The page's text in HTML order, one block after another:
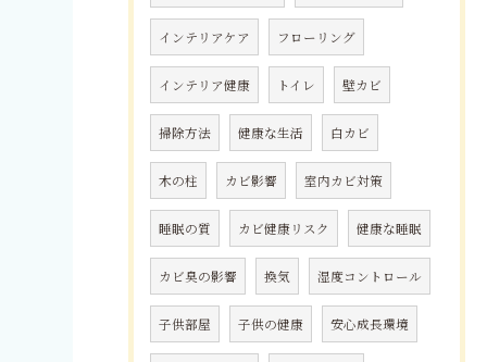
インテリアケア フローリング
インテリア健康 トイレ 壁カビ
掃除方法 健康な生活 白カビ
木の柱 カビ影響 室内カビ対策
睡眠の質 カビ健康リスク 健康な睡眠
カビ臭の影響 換気 湿度コントロール
子供部屋 子供の健康 安心成長環境